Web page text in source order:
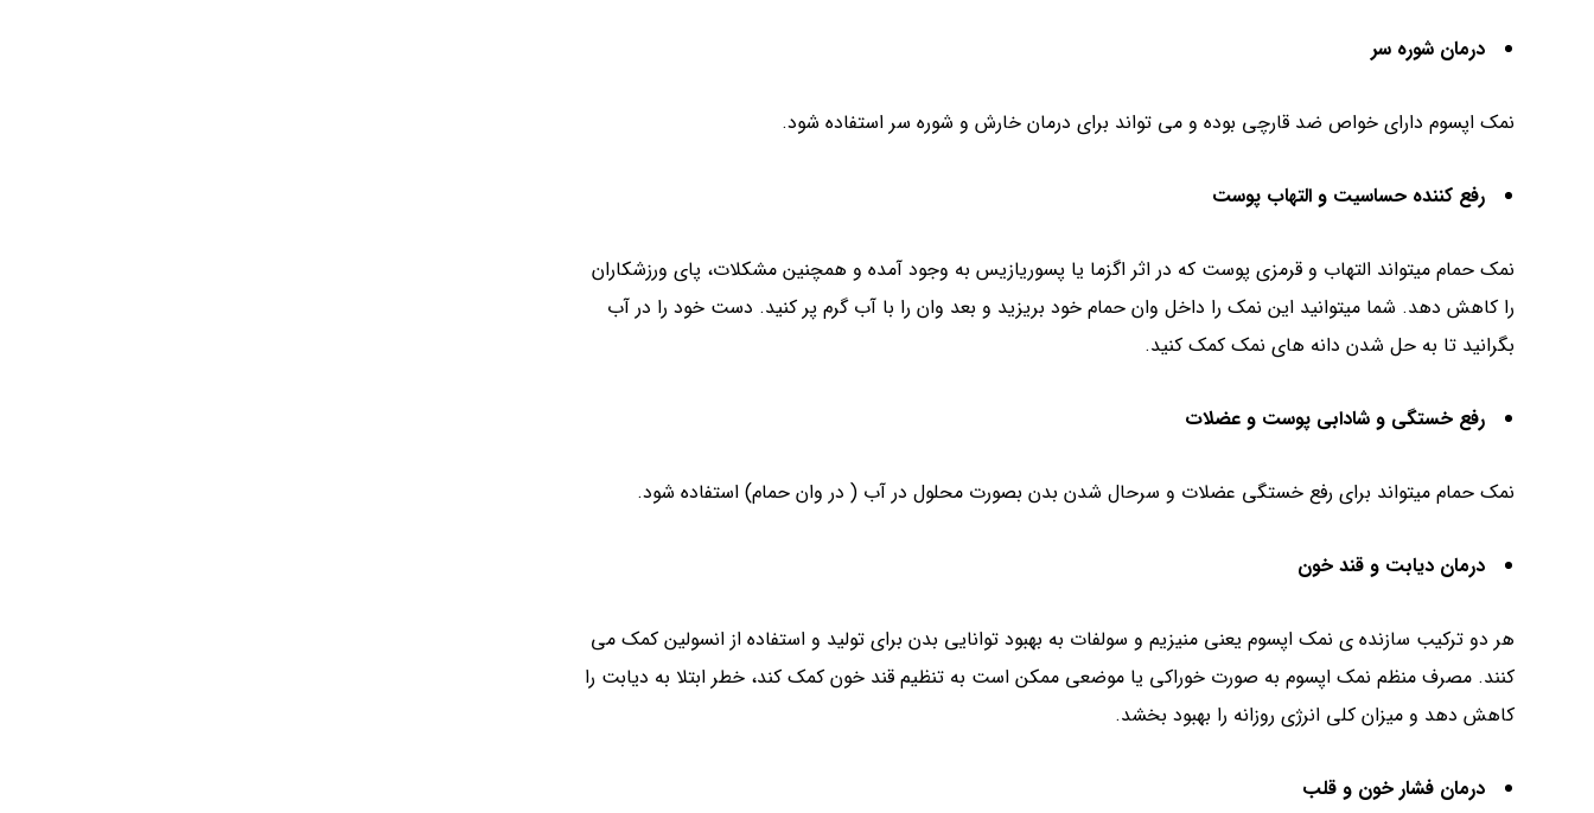
درمان شوره سر
نمک اپسوم دارای خواص ضد قارچی بوده و می تواند برای درمان خارش و شوره سر استفاده شود.
رفع کننده حساسیت و التهاب پوست
نمک حمام میتواند التهاب و قرمزی پوست که در اثر اگزما یا پسوریازیس به وجود آمده و همچنین مشکلات، پای ورزشکاران
را کاهش دهد. شما میتوانید این نمک را داخل وان حمام خود بریزید و بعد وان را با آب گرم پر کنید. دست خود را در آب
بگرانید تا به حل شدن دانه های نمک کمک کنید.
رفع خستگی و شادابی پوست و عضلات
نمک حمام میتواند برای رفع خستگی عضلات و سرحال شدن بدن بصورت محلول در آب ( در وان حمام) استفاده شود.
درمان دیابت و قند خون
هر دو ترکیب سازنده ی نمک اپسوم یعنی منیزیم و سولفات به بهبود توانایی بدن برای تولید و استفاده از انسولین کمک می
کنند. مصرف منظم نمک اپسوم به صورت خوراکی یا موضعی ممکن است به تنظیم قند خون کمک کند، خطر ابتلا به دیابت را
کاهش دهد و میزان کلی انرژی روزانه را بهبود بخشد.
درمان فشار خون و قلب